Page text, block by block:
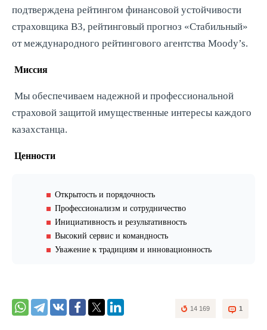
подтверждена рейтингом финансовой устойчивости
страховщика В3, рейтинговый прогноз «Стабильный»
от международного рейтингового агентства Moody’s.
Миссия
Мы обеспечиваем надежной и профессиональной
страховой защитой имущественные интересы каждого
казахстанца.
Ценности
Открытость и порядочность
Профессионализм и сотрудничество
Инициативность и результативность
Высокий сервис и командность
Уважение к традициям и инновационность
1
14 169